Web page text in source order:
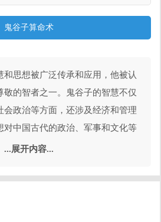
鬼谷子算命术
和思想被广泛传承和应用，他被认
敬的智者之一。鬼谷子的智慧不仅
会政治等方面，还涉及经济和管理
对中国古代的政治、军事和文化等
，至今仍然被人们所传承和借鉴。
...展开内容...